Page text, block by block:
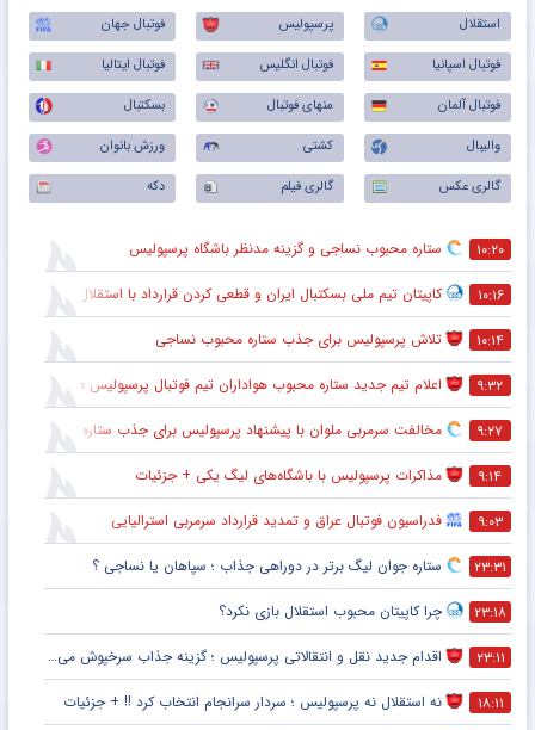
استقلال پرسپولیس
فوتبال جهان
فوتبال اسپانیا
فوتبال انگلیس
فوتبال ایتالیا
فوتبال آلمان
منهای فوتبال
بسکتبال
والیبال
کشتی
ورزش بانوان
گالری عکس
گالری فیلم دکه
۱۰:۲۰ ستاره محبوب نساجی و گزینه مدنظر باشگاه پرسپولیس
۱۰:۱۶ کاپیتان تیم ملی بسکتبال ایران و قطعی کردن قرارداد با استقلال
۱۰:۱۴ تلاش پرسپولیس برای جذب ستاره محبوب نساجی
۹:۳۲ اعلام تیم جدید ستاره محبوب هواداران تیم فوتبال پرسپولیس طی ۴۸ ساعت آینده
۹:۲۷ مخالفت سرمربی ملوان با پیشنهاد پرسپولیس برای جذب ستاره محبوبش
۹:۱۴ مذاکرات پرسپولیس با باشگاه‌های لیگ یکی + جزئیات
۹:۰۳ فدراسیون فوتبال عراق و تمدید قرارداد سرمربی استرالیایی
۲۳:۳۱ ستاره جوان لیگ برتر در دوراهی جذاب ؛ سپاهان یا نساجی ؟
۲۳:۱۸ چرا کاپیتان محبوب استقلال بازی نکرد؟
۲۳:۱۱ اقدام جدید نقل و انتقالاتی پرسپولیس ؛ گزینه جذاب سرخپوش می شود؟
۱۸:۱۱ نه استقلال نه پرسپولیس ؛ سردار سرانجام انتخاب کرد !! + جزئیات